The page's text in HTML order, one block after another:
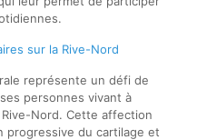
sur la Rive-Nord
représente un défi de
personnes vivant à
Nord. Cette affection
progressive du cartilage et